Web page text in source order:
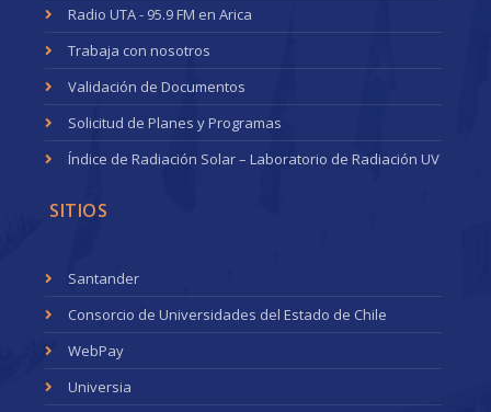
Radio UTA - 95.9 FM en Arica
Trabaja con nosotros
Validación de Documentos
Solicitud de Planes y Programas
Índice de Radiación Solar – Laboratorio de Radiación UV
SITIOS
Santander
Consorcio de Universidades del Estado de Chile
WebPay
Universia